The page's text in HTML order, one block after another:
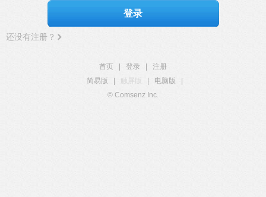
登录
还没有注册？
首页 登录
注册
简易版
触屏版 电脑版
© Comsenz Inc.